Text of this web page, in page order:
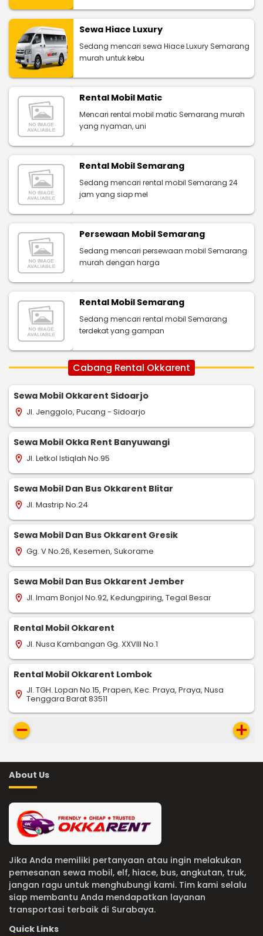
Sewa Hiace Luxury
Sedang mencari sewa Hiace Luxury Semarang
murah untuk kebu
Rental Mobil Matic
Mencari rental mobil matic Semarang murah
yang nyaman, uni
Rental Mobil Semarang
Sedang mencari rental mobil Semarang 24
jam yang siap mel
Persewaan Mobil Semarang
Sedang mencari persewaan mobil Semarang
murah dengan harga
Rental Mobil Semarang
Sedang mencari rental mobil Semarang
terdekat yang gampan
Cabang Rental Okkarent
Sewa Mobil Okkarent Sidoarjo
location_on Jl. Jenggolo, Pucang - Sidoarjo
Sewa Mobil Okka Rent Banyuwangi
location_on Jl. Letkol Istiqlah No.95
Sewa Mobil Dan Bus Okkarent Blitar
location_on Jl. Mastrip No.24
Sewa Mobil Dan Bus Okkarent Gresik
location_on Gg. V No.26, Kesemen, Sukorame
Sewa Mobil Dan Bus Okkarent Jember
location_on Jl. Imam Bonjol No.92, Kedungpiring, Tegal Besar
Rental Mobil Okkarent
location_on Jl. Nusa Kambangan Gg. XXVIII No.1
Rental Mobil Okkarent Lombok
location_on Jl. TGH. Lopan No.15, Prapen, Kec. Praya, Praya, Nusa
Tenggara Barat 83511
remove add
About Us
Jika Anda memiliki pertanyaan atau ingin melakukan
pemesanan sewa mobil, elf, hiace, bus, angkutan, truk,
jangan ragu untuk menghubungi kami. Tim kami selalu
siap membantu Anda mendapatkan layanan
transportasi terbaik di Surabaya.
Quick Links